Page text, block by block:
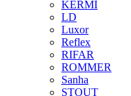
KERMI
LD
Luxor
Reflex
RIFAR
ROMMER
Sanha
STOUT